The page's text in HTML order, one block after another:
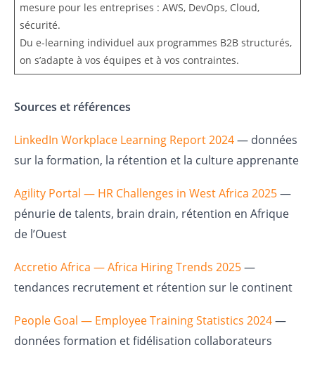
mesure pour les entreprises : AWS, DevOps, Cloud,
sécurité.
Du e-learning individuel aux programmes B2B structurés,
on s’adapte à vos équipes et à vos contraintes.
Sources et références
LinkedIn Workplace Learning Report 2024— données
sur la formation, la rétention et la culture apprenante
Agility Portal — HR Challenges in West Africa 2025—
pénurie de talents, brain drain, rétention en Afrique
de l’Ouest
Accretio Africa — Africa Hiring Trends 2025—
tendances recrutement et rétention sur le continent
People Goal — Employee Training Statistics 2024—
données formation et fidélisation collaborateurs